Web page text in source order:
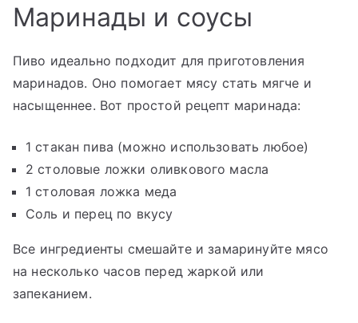
Маринады и соусы
Пиво идеально подходит для приготовления
маринадов. Оно помогает мясу стать мягче и
насыщеннее. Вот простой рецепт маринада:
1 стакан пива (можно использовать любое)
2 столовые ложки оливкового масла
1 столовая ложка меда
Соль и перец по вкусу
Все ингредиенты смешайте и замаринуйте мясо
на несколько часов перед жаркой или
запеканием.